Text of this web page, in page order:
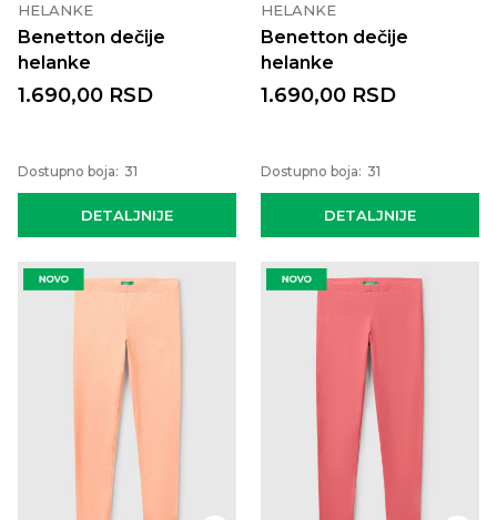
HELANKE
Benetton dečije
helanke
DETALJNIJE
1.690,00 RSD
Dostupno boja: 31
HELANKE
Benetton dečije
helanke
DETALJNIJE
1.690,00 RSD
Dostupno boja: 31